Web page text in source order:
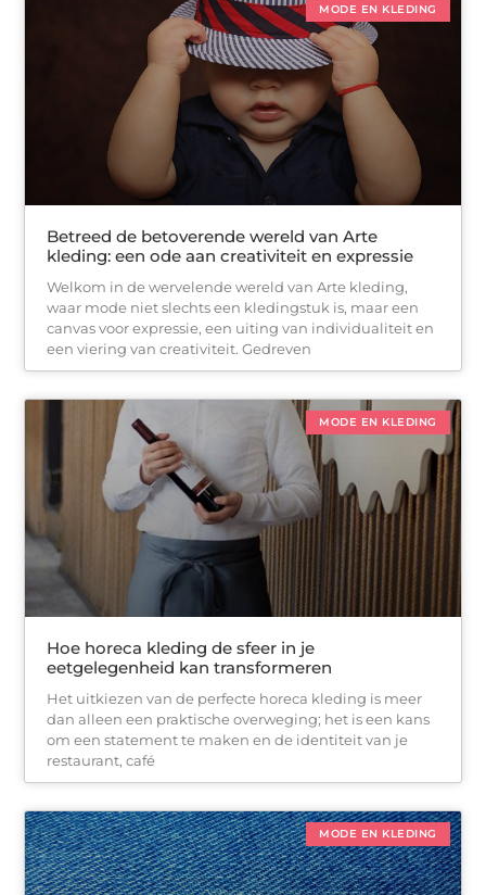
MODE EN KLEDING
Betreed de betoverende wereld van Arte
kleding: een ode aan creativiteit en expressie
Welkom in de wervelende wereld van Arte kleding,
waar mode niet slechts een kledingstuk is, maar een
canvas voor expressie, een uiting van individualiteit en
een viering van creativiteit. Gedreven
MODE EN KLEDING
Hoe horeca kleding de sfeer in je
eetgelegenheid kan transformeren
Het uitkiezen van de perfecte horeca kleding is meer
dan alleen een praktische overweging; het is een kans
om een statement te maken en de identiteit van je
restaurant, café
MODE EN KLEDING